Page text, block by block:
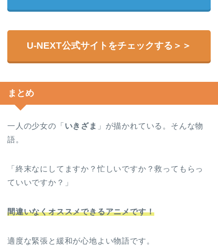
U-NEXT公式サイトをチェックする＞＞
まとめ
一人の少女の「 いきざま 」が描かれている。そんな物
語。
「終末なにしてますか？忙しいですか？救ってもらっ
ていいですか？」
間違いなくオススメできるアニメです！
適度な緊張と緩和が心地よい物語です。